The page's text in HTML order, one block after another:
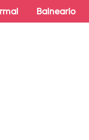
Balneario